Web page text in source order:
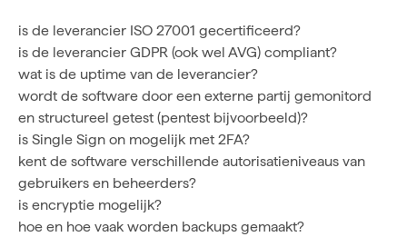
is de leverancier ISO 27001 gecertificeerd?
is de leverancier GDPR (ook wel AVG) compliant?
wat is de uptime van de leverancier?
wordt de software door een externe partij gemonitord
en structureel getest (pentest bijvoorbeeld)?
is Single Sign on mogelijk met 2FA?
kent de software verschillende autorisatieniveaus van
gebruikers en beheerders?
is encryptie mogelijk?
hoe en hoe vaak worden backups gemaakt?